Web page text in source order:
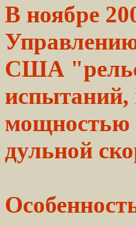
В ноябре
США
испытаний,
мощностью
дульной